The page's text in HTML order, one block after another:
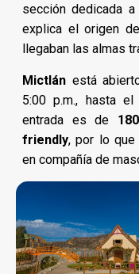
sección dedicada a
explica el origen
llegaban las almas
Mictlán está
5:00 p.m., hasta el
entrada es de
friendly, por lo
en compañía de